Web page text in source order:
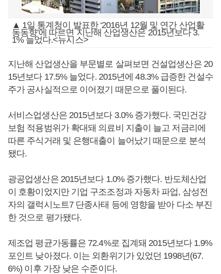
▲ 1일 통계청이 발표한 ‘2016년 12월 및 연간 산업활
동동향’에 따르면 지난해 산업생산은 2015년보다 3.
1% 늘었다.<뉴시스>
지난해 산업생산을 부문별로 살펴보면 건설업생산은 20
15년보다 17.5% 늘었다. 2015년에 48.3% 급증한 건설수
주가 공사실적으로 이어졌기 때문으로 풀이된다.
서비스업생산은 2015년보다 3.0% 증가했다. 국민건강
보험 적용범위가 확대돼 의료비 지출이 늘고 저금리에
따른 주식거래 및 은행대출이 늘어났기 때문으로 분석
됐다.
광공업생산은 2015년보다 1.0% 증가했다. 반도체산업
이 호황이었지만 기업 구조조정과 자동차 파업, 삼성전
자의 갤럭시노트7 단종사태 등에 영향을 받아 다소 부진
한 것으로 평가됐다.
제조업 평균가동률은 72.4%로 집계돼 2015년보다 1.9%
포인트 낮아졌다. 이는 외환위기가 있었던 1998년(67.
6%) 이후 가장 낮은 수준이다.